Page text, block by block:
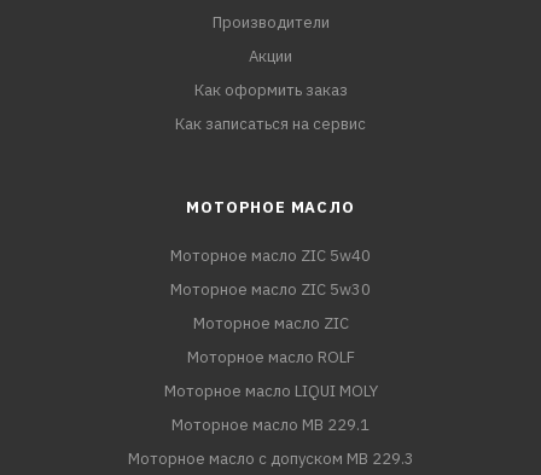
Производители
Акции
Как оформить заказ
Как записаться на сервис
МОТОРНОЕ МАСЛО
Моторное масло ZIC 5w40
Моторное масло ZIC 5w30
Моторное масло ZIC
Моторное масло ROLF
Моторное масло LIQUI MOLY
Моторное масло MB 229.1
Моторное масло с допуском MB 229.3